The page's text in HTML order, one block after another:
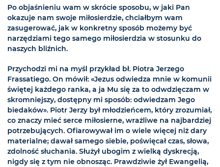
Po objaśnieniu wam w skrócie sposobu, w jaki Pan
okazuje nam swoje miłosierdzie, chciałbym wam
zasugerować, jak w konkretny sposób możemy być
narzędziami tego samego miłosierdzia w stosunku do
naszych bliźnich.
Przychodzi mi na myśl przykład bł. Piotra Jerzego
Frassatiego. On mówił: «Jezus odwiedza mnie w komunii
świętej każdego ranka, a ja Mu się za to odwdzięczam w
skromniejszy, dostępny mi sposób: odwiedzam Jego
biedaków». Piotr Jerzy był młodzieńcem, który zrozumiał,
co znaczy mieć serce miłosierne, wrażliwe na najbardziej
potrzebujących. Ofiarowywał im o wiele więcej niż dary
materialne; dawał samego siebie, poświęcał czas, słowa,
zdolność słuchania. Służył ubogim z wielką dyskrecją,
nigdy się z tym nie obnosząc. Prawdziwie żył Ewangelią,